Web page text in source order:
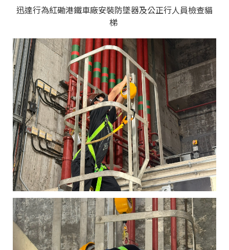
迅達行為紅磡港鐵車廠安裝防墜器及公正行人員檢查貓
梯